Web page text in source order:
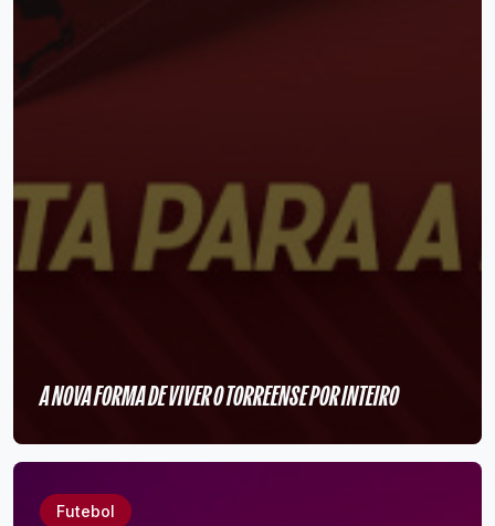
A NOVA FORMA DE VIVER O TORREENSE POR INTEIRO
Futebol